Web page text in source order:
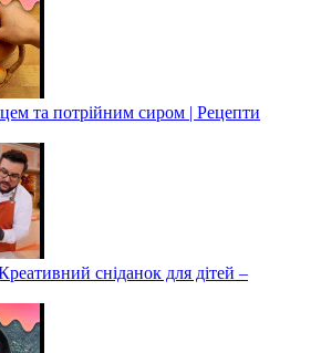
та потрійним сиром | Рецепти
сніданок для дітей –